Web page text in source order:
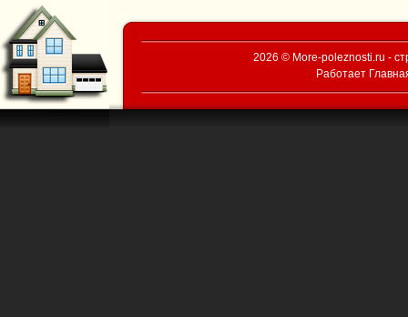
2026 © More-poleznosti.ru -
Работает